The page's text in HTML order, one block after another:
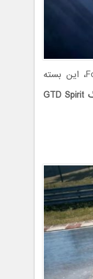
جزئیاتی مانند فیبر کربن نمایان و حروف موستانگ در کنار رینگ‌های Forgeline، این بسته
فورد موستانگ GTD Spirit